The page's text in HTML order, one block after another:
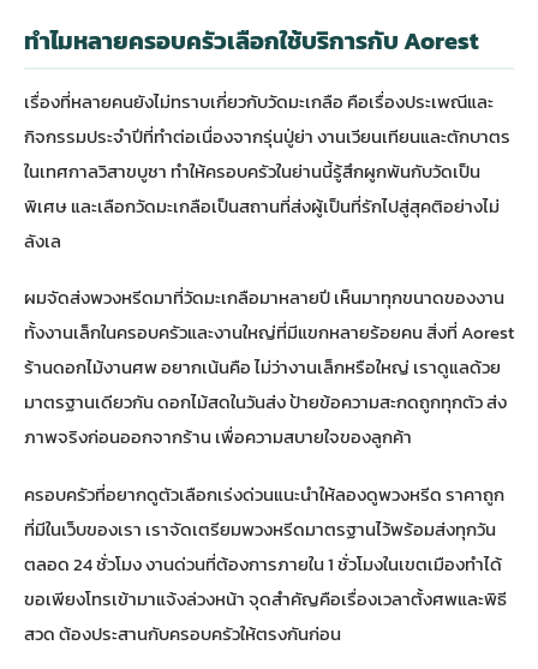
ทำไมหลายครอบครัวเลือกใช้บริการกับ Aorest
เรื่องที่หลายคนยังไม่ทราบเกี่ยวกับวัดมะเกลือ คือเรื่องประเพณีและ
กิจกรรมประจำปีที่ทำต่อเนื่องจากรุ่นปู่ย่า งานเวียนเทียนและตักบาตร
ในเทศกาลวิสาขบูชา ทำให้ครอบครัวในย่านนี้รู้สึกผูกพันกับวัดเป็น
พิเศษ และเลือกวัดมะเกลือเป็นสถานที่ส่งผู้เป็นที่รักไปสู่สุคติอย่างไม่
ลังเล
ผมจัดส่งพวงหรีดมาที่วัดมะเกลือมาหลายปี เห็นมาทุกขนาดของงาน
ทั้งงานเล็กในครอบครัวและงานใหญ่ที่มีแขกหลายร้อยคน สิ่งที่Aorest
ร้านดอกไม้งานศพอยากเน้นคือ ไม่ว่างานเล็กหรือใหญ่ เราดูแลด้วย
มาตรฐานเดียวกัน ดอกไม้สดในวันส่ง ป้ายข้อความสะกดถูกทุกตัว ส่ง
ภาพจริงก่อนออกจากร้าน เพื่อความสบายใจของลูกค้า
ครอบครัวที่อยากดูตัวเลือกเร่งด่วนแนะนำให้ลองดูพวงหรีด ราคาถูก
ที่มีในเว็บของเรา เราจัดเตรียมพวงหรีดมาตรฐานไว้พร้อมส่งทุกวัน
ตลอด 24 ชั่วโมง งานด่วนที่ต้องการภายใน 1 ชั่วโมงในเขตเมืองทำได้
ขอเพียงโทรเข้ามาแจ้งล่วงหน้า จุดสำคัญคือเรื่องเวลาตั้งศพและพิธี
สวด ต้องประสานกับครอบครัวให้ตรงกันก่อน